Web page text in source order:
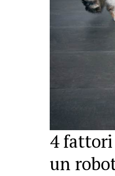
4
un